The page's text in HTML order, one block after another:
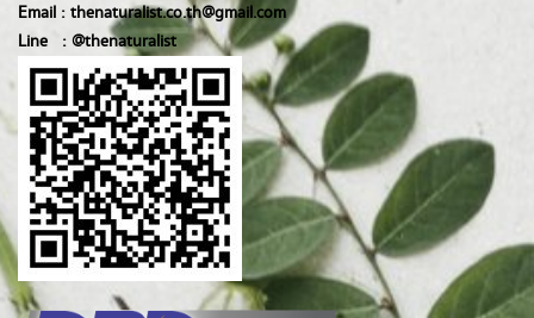
Email : thenaturalist.co.th@gmail.com
Line : @thenaturalist